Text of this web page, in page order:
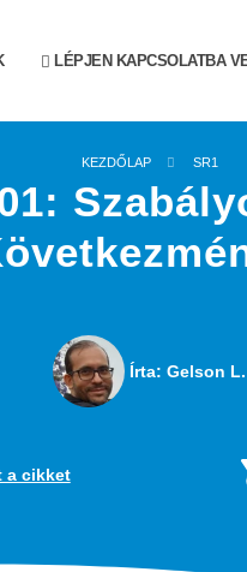
LÉPJEN KAPCSOLATBA
KEZDŐLAP SR1
Írta: Gelson L.
a cikket